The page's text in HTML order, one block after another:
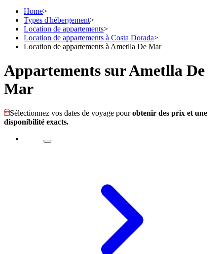
Home>
Types d'hébergement>
Location de appartements>
Location de appartements à Costa Dorada>
Location de appartements à Ametlla De Mar
Appartements sur Ametlla De
Mar
Sélectionnez vos dates de voyage pourobtenir des prix et une
disponibilité exacts.